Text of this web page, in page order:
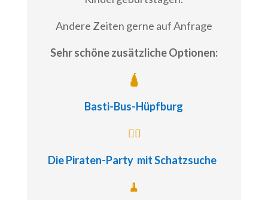
Andere Zeiten gerne auf Anfrage
Sehr schöne zusätzliche Optionen:
🛕
Basti-Bus-Hüpfburg
🏴‍☠️
Die Piraten-Party mit Schatzsuche
🧹